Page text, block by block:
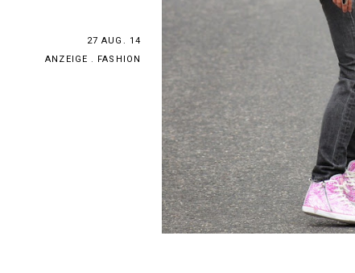
27 AUG. 14
ANZEIGE . FASHION